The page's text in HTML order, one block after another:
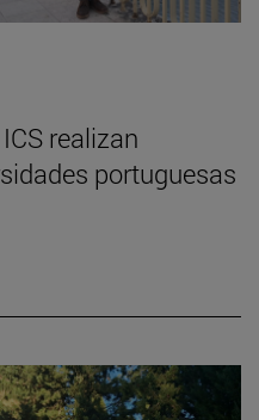
realizan
portuguesas